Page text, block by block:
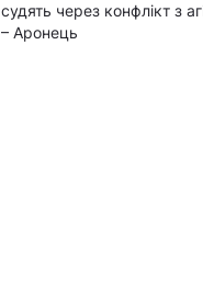
судять через конфлікт з
– Аронець